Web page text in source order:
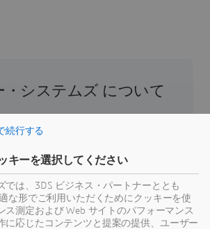
・システムズ について
業です。1981年の設立以来、同
ル世界を開拓し、消費者、患者、
きました。ダッソー・システムズ
プラットフォームでは、AIを搭
根拠に基づくバーチャルツインに
続行する
キーを選択してください
では、3DS ビジネス・パートナーととも
な形でご利用いただくためにクッキーを使
ス測定および Web サイトのパフォーマンス
に応じたコンテンツと提案の提供、ユーザー